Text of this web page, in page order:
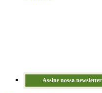
Assine nossa newsletter